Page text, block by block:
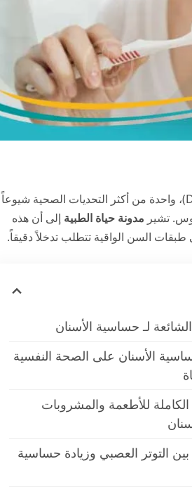
، المعروفة علمياً بمصطلح (Dentin Hypersensitivity)، واحدة من أكثر التحديات الصحية شيوعاً
تشير مدونة حياة الطبية إلى أن هذه
السن الواقية تتطلب تدخلاً دقيقاً.
الشائعة لـ حساسية الأسنان
الأسنان على الصحة النفسية
الكاملة للأطعمة والمشروبات
بين التوتر العصبي وزيادة حساسية